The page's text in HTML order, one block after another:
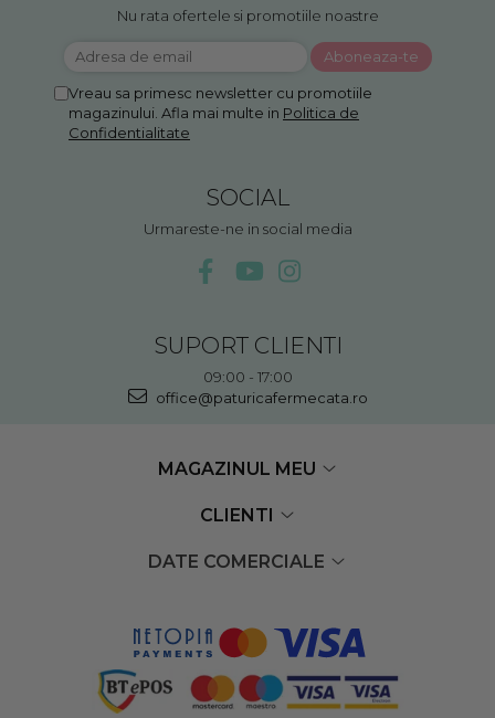
Nu rata ofertele si promotiile noastre
Vreau sa primesc newsletter cu promotiile
magazinului. Afla mai multe in Politica de
Confidentialitate
SOCIAL
Urmareste-ne in social media
SUPORT CLIENTI
09:00 - 17:00
office@paturicafermecata.ro
MAGAZINUL MEU
CLIENTI
DATE COMERCIALE